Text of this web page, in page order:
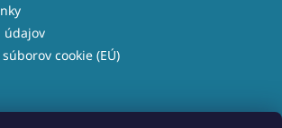
údajov
cookie (EÚ)